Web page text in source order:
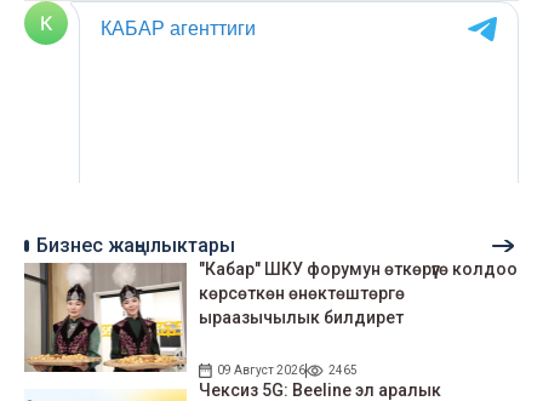
Бизнес жаңылыктары
"Кабар" ШКУ форумун өткөрүүгө колдоо
көрсөткөн өнөктөштөргө
ыраазычылык билдирет
09 Август 2026 2465
Чексиз 5G: Beeline эл аралык